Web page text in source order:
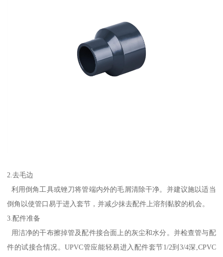
2.去毛边
利用倒角工具或锉刀将管端内外的毛屑清除干净。并建议施以适当
倒角以使管口易于进入套节，并减少抹去配件上溶剂黏胶的机会。
3.配件准备
用洁净的干布擦掉管及配件接合面上的灰尘和水分。并检查管与配
件的试接合情况。UPVC管应能轻易进入配件套节1/2到3/4深,CPVC